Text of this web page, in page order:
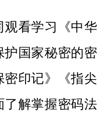
观看学习《中华
护国家秘密的密
密印记》《指尖
了解掌握密码法